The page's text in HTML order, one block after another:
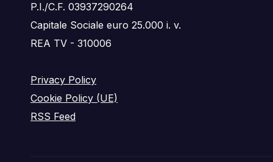
P.I./C.F. 03937290264
Capitale Sociale euro 25.000 i. v.
REA TV - 310006
Privacy Policy
Cookie Policy (UE)
RSS Feed